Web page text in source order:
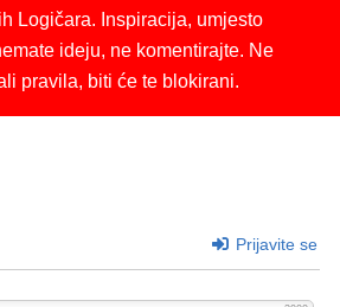
Logičara. Inspiracija, umjesto
ideju, ne komentirajte. Ne
pravila, biti će te blokirani.
Prijavite se